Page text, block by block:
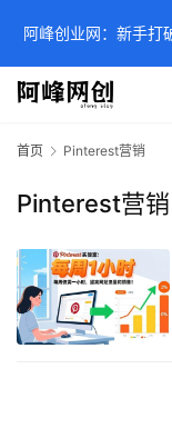
首页 Pinterest营销
Pinterest营销
阿峰创业网：新手打